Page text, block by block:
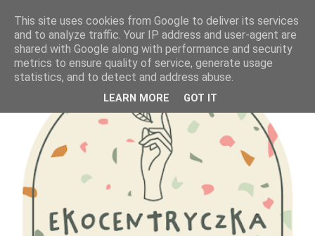
This site uses cookies from Google to deliver its services
and to analyze traffic. Your IP address and user-agent are
shared with Google along with performance and security
metrics to ensure quality of service, generate usage
statistics, and to detect and address abuse.
LEARN MORE GOT IT